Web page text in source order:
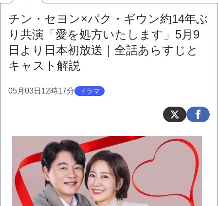
チン・セヨン×パク・ギウン約14年ぶ
り共演「愛を処方いたします」5月9
日より日本初放送｜全話あらすじと
キャスト解説
05月03日12時17分 ドラマ